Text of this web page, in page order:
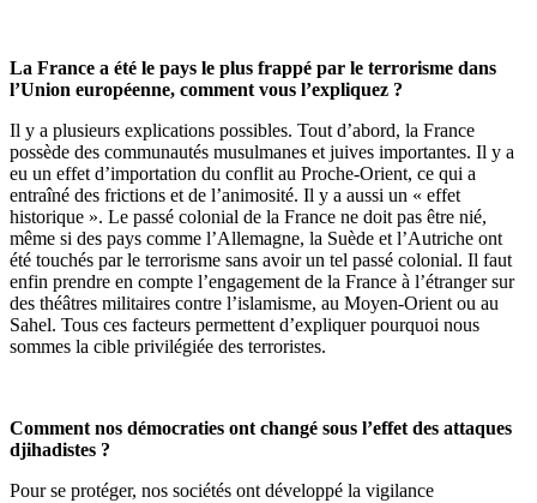
La France a été le pays le plus frappé par le terrorisme dans
l’Union européenne, comment vous l’expliquez ?
Il y a plusieurs explications possibles. Tout d’abord, la France
possède des communautés musulmanes et juives importantes. Il y a
eu un effet d’importation du conflit au Proche-Orient, ce qui a
entraîné des frictions et de l’animosité. Il y a aussi un « effet
historique ». Le passé colonial de la France ne doit pas être nié,
même si des pays comme l’Allemagne, la Suède et l’Autriche ont
été touchés par le terrorisme sans avoir un tel passé colonial. Il faut
enfin prendre en compte l’engagement de la France à l’étranger sur
des théâtres militaires contre l’islamisme, au Moyen-Orient ou au
Sahel. Tous ces facteurs permettent d’expliquer pourquoi nous
sommes la cible privilégiée des terroristes.
Comment nos démocraties ont changé sous l’effet des attaques
djihadistes ?
Pour se protéger, nos sociétés ont développé la vigilance